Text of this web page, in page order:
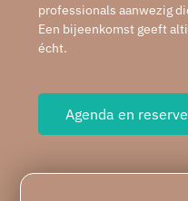
professionals aanwezig
Een bijeenkomst geeft
écht.
Agenda en